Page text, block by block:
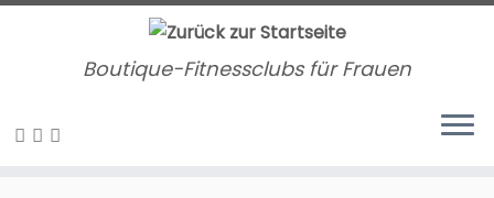
Zum
Boutique-Fitnessclubs für Frauen